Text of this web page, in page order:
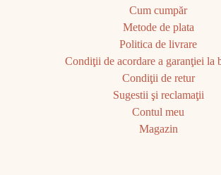
Cum cumpăr
Metode de plata
Politica de livrare
Condiţii de acordare a garanţiei la
Condiţii de retur
Sugestii şi reclamaţii
Contul meu
Magazin